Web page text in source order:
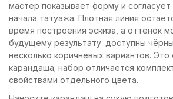
мастер показывает форму и
начала татуажа. Плотная линия
время построения эскиза, а оттенок
будущему результату: доступны
несколько коричневых вариантов.
карандаша; набор отличается
свойствами отдельного цвета.